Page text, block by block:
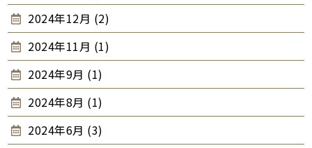
2024年12月 (2)
2024年11月 (1)
2024年9月 (1)
2024年8月 (1)
2024年6月 (3)